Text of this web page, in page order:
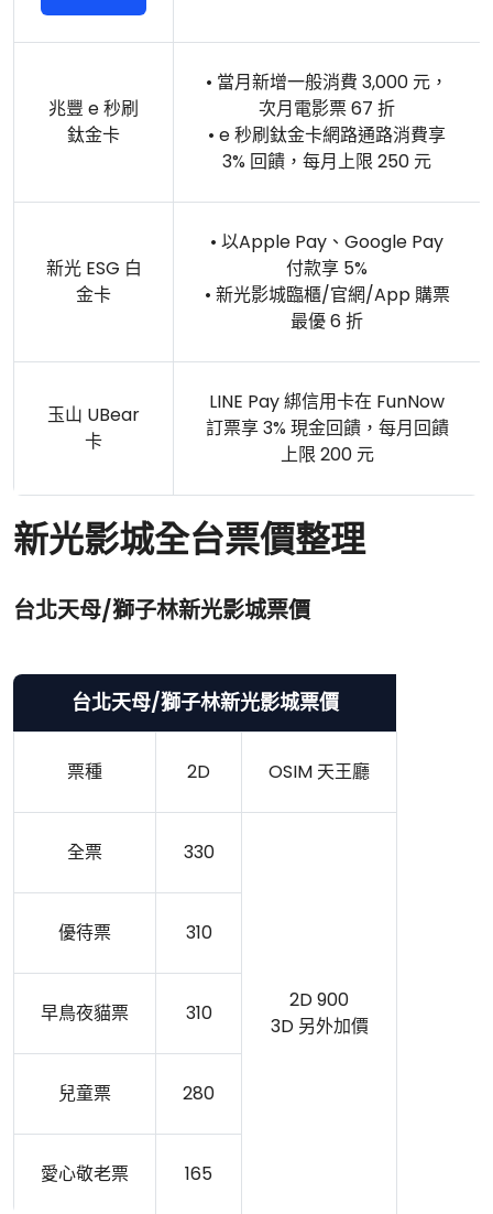
兆豐 e 秒刷
鈦金卡
• 當月新增一般消費 3,000 元，
次月電影票 67 折
• e 秒刷鈦金卡網路通路消費享
3% 回饋，每月上限 250 元
新光 ESG 白
金卡
• 以Apple Pay、Google Pay
付款享 5%
• 新光影城臨櫃/官網/App 購票
最優 6 折
玉山 UBear
卡
LINE Pay 綁信用卡在 FunNow
訂票享 3% 現金回饋，每月回饋
上限 200 元
新光影城全台票價整理
台北天母/獅子林新光影城票價
台北天母/獅子林新光影城票價
票種 2D OSIM 天王廳
全票 330
2D 900
3D 另外加價
優待票 310
早鳥夜貓票 310
兒童票 280
愛心敬老票 165